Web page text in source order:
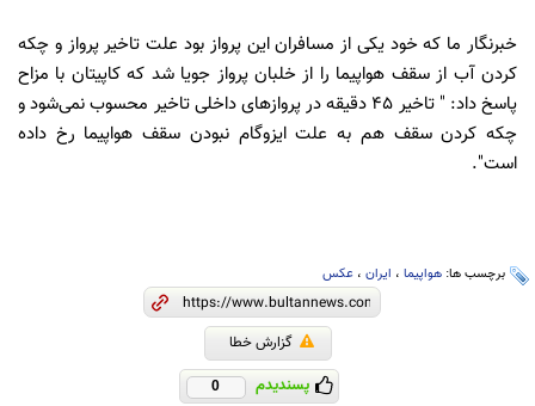
خبرنگار ما که خود یکی از مسافران این پرواز بود علت تاخیر پرواز و چکه
کردن آب از سقف هواپیما را از خلبان پرواز جویا شد که کاپیتان با مزاح
پاسخ داد: " تاخیر 45 دقیقه در پروازهای داخلی تاخیر محسوب نمی‌شود و
چکه کردن سقف هم به علت ایزوگام نبودن سقف هواپیما رخ داده
است".
برچسب ها: هواپیما ، ایران ، عکس
گزارش خطا
پسندیدم 0